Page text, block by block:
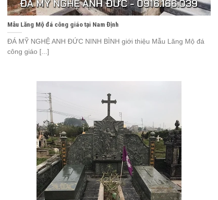
Mẫu Lăng Mộ đá công giáo tại Nam Định
ĐÁ MỸ NGHỆ ANH ĐỨC NINH BÌNH giới thiệu Mẫu Lăng Mộ đá
công giáo [...]